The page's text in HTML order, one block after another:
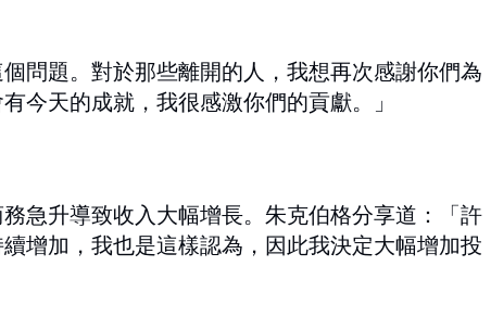
問題。對於那些離開的人，我想再次感謝你們為
今天的成就，我很感激你們的貢獻。」
急升導致收入大幅增長。朱克伯格分享道：「許
增加，我也是這樣認為，因此我決定大幅增加投